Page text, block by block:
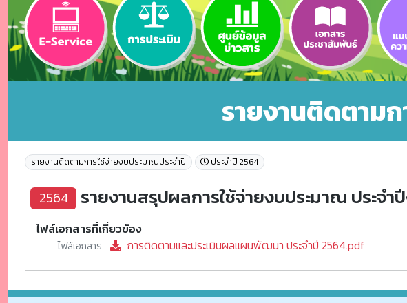
รายงานติดตาม
รายงานติดตามการใช้จ่ายงบประมาณประจำปี ประจำปี 2564
2564 รายงานสรุปผลการใช้จ่ายงบประมาณ ประจ
ไฟล์เอกสารที่เกี่ยวข้อง
ไฟล์เอกสาร การติดตามและประเมินผลแผนพัฒนา ประจำปี 2564.pdf